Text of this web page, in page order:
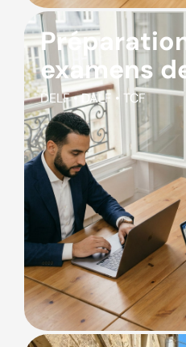
examens
DELF • DALF • TCF